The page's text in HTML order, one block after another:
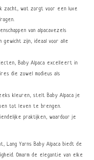
zacht, wat zorgt voor een luxe
van alpacavezels
zijn, ideaal voor alle
Baby Alpaca excelleert in
die zowel modieus als
kleuren, stelt Baby Alpaca je
tot leven te brengen.
praktijken, waardoor je
Yarns Baby Alpaca biedt de
Omarm de elegantie van elke